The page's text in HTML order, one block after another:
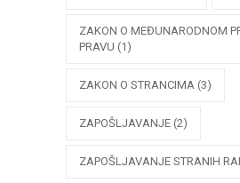
ZAKON O MEĐUNARODNOM
PRAVU (1)
ZAKON O STRANCIMA (3)
ZAPOŠLJAVANJE (2)
ZAPOŠLJAVANJE STRANIH